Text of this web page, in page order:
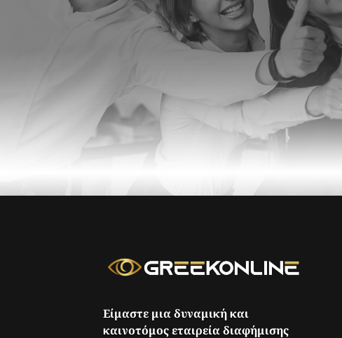
Είμαστε μια δυναμική και
καινοτόμος εταιρεία διαφήμισης